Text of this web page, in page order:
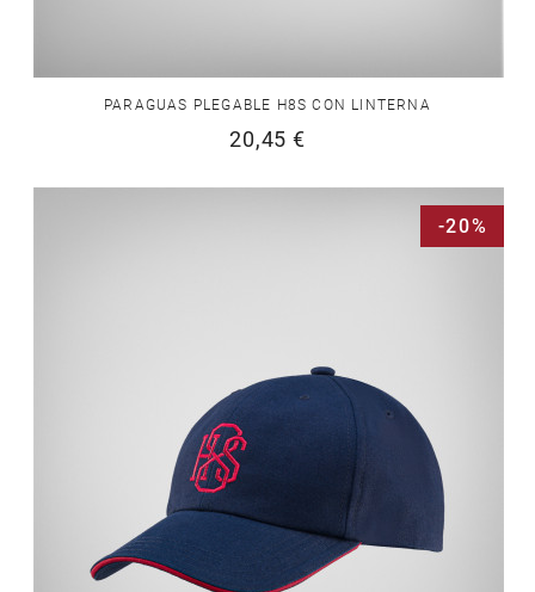
PARAGUAS PLEGABLE H8S CON LINTERNA
20,45 €
-20%